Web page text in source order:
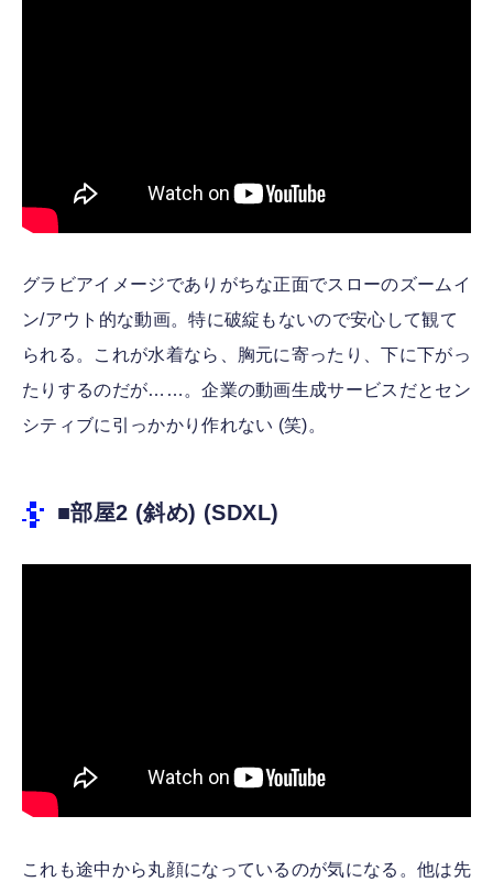
グラビアイメージでありがちな正面でスローのズームイ
ン/アウト的な動画。特に破綻もないので安心して観て
られる。これが水着なら、胸元に寄ったり、下に下がっ
たりするのだが……。企業の動画生成サービスだとセン
シティブに引っかかり作れない (笑)。
■部屋2 (斜め) (SDXL)
これも途中から丸顔になっているのが気になる。他は先